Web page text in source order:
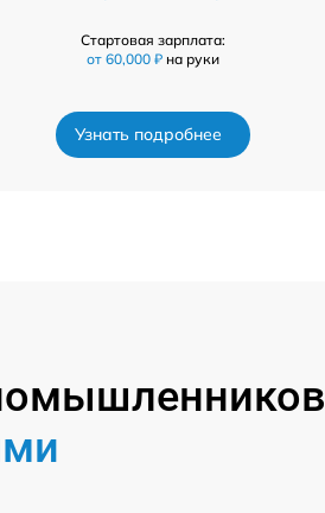
Стартовая зарплата:
от 60,000 ₽ на руки
Узнать подробнее